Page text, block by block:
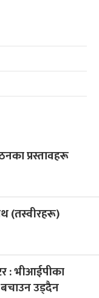
प्रस्तावहरू
(तस्वीरहरू)
: भीआईपीका
उड्दैन